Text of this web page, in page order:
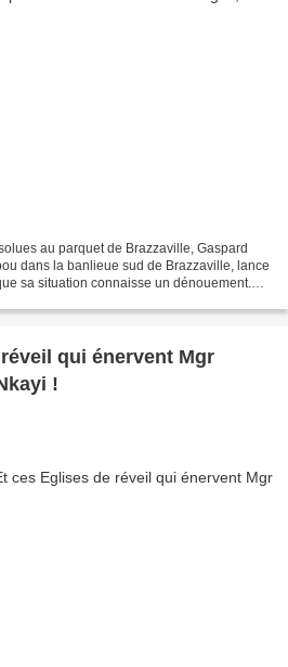
au parquet de Brazzaville, Gaspard
dans la banlieue sud de Brazzaville, lance
sa situation connaisse un dénouement.
qui énervent Mgr
!